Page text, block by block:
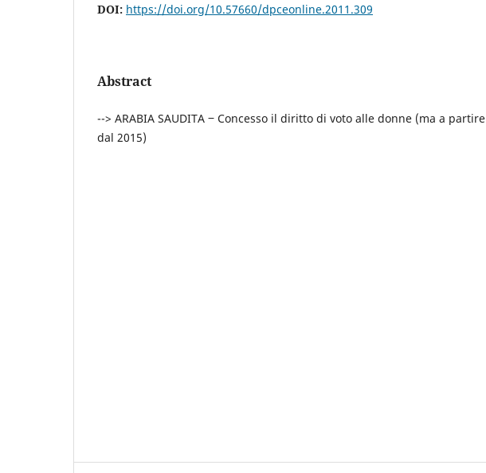
DOI: https://doi.org/10.57660/dpceonline.2011.309
Abstract
--> ARABIA SAUDITA ‒ Concesso il diritto di voto alle donne (ma a partire
dal 2015)